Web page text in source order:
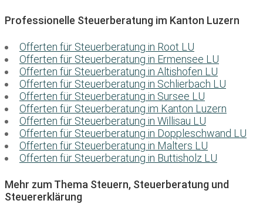
Professionelle Steuerberatung im Kanton Luzern
Offerten für Steuerberatung in Root LU
Offerten für Steuerberatung in Ermensee LU
Offerten für Steuerberatung in Altishofen LU
Offerten für Steuerberatung in Schlierbach LU
Offerten für Steuerberatung in Sursee LU
Offerten für Steuerberatung im Kanton Luzern
Offerten für Steuerberatung in Willisau LU
Offerten für Steuerberatung in Doppleschwand LU
Offerten für Steuerberatung in Malters LU
Offerten für Steuerberatung in Buttisholz LU
Mehr zum Thema Steuern, Steuerberatung und
Steuererklärung